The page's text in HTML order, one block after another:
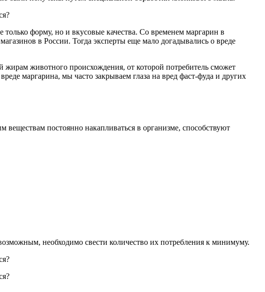
форму, но и вкусовые качества. Со временем маргарин в
в России. Тогда эксперты еще мало догадывались о вреде
жирам животного происхождения, от которой потребитель сможет
маргарина, мы часто закрываем глаза на вред фаст-фуда и других
постоянно накапливаться в организме, способствуют
необходимо свести количество их потребления к минимуму.